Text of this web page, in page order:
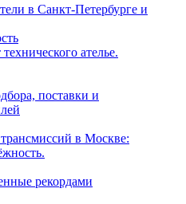
в Санкт-Петербурге и
ателье.
поставки и
в Москве:
рекордами